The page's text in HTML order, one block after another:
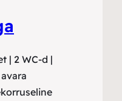
| 2 WC-d |